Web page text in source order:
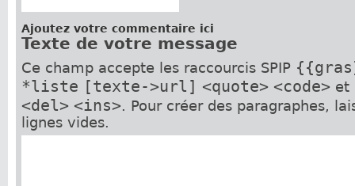
Ajoutez votre commentaire ici
Texte de votre message
Ce champ accepte les raccourcis SPIP
*liste [texte->url] <quote> <code>et
<del> <ins>. Pour créer des paragraphes,
lignes vides.